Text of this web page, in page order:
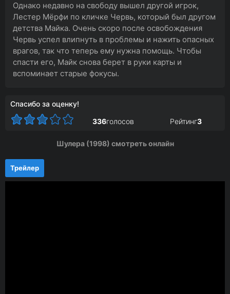
Однако недавно на свободу вышел другой игрок,
Лестер Мёрфи по кличке Червь, который был другом
детства Майка. Очень скоро после освобождения
Червь успел влипнуть в проблемы и нажить опасных
врагов, так что теперь ему нужна помощь. Чтобы
спасти его, Майк снова берет в руки карты и
вспоминает старые фокусы.
Спасибо за оценку!
336голосов Рейтинг3
Шулера (1998) смотреть онлайн
Трейлер